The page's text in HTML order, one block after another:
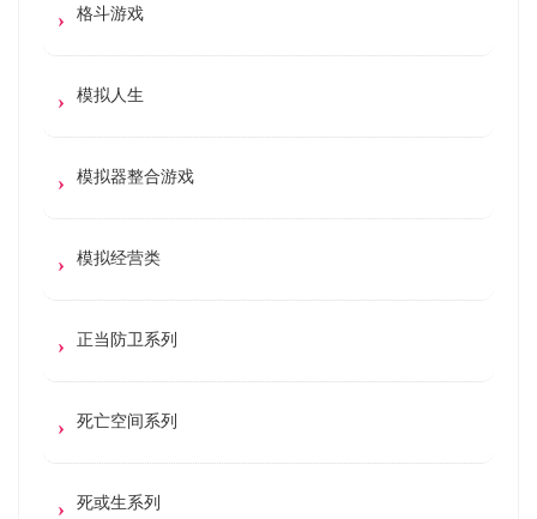
格斗游戏
模拟人生
模拟器整合游戏
模拟经营类
正当防卫系列
死亡空间系列
死或生系列